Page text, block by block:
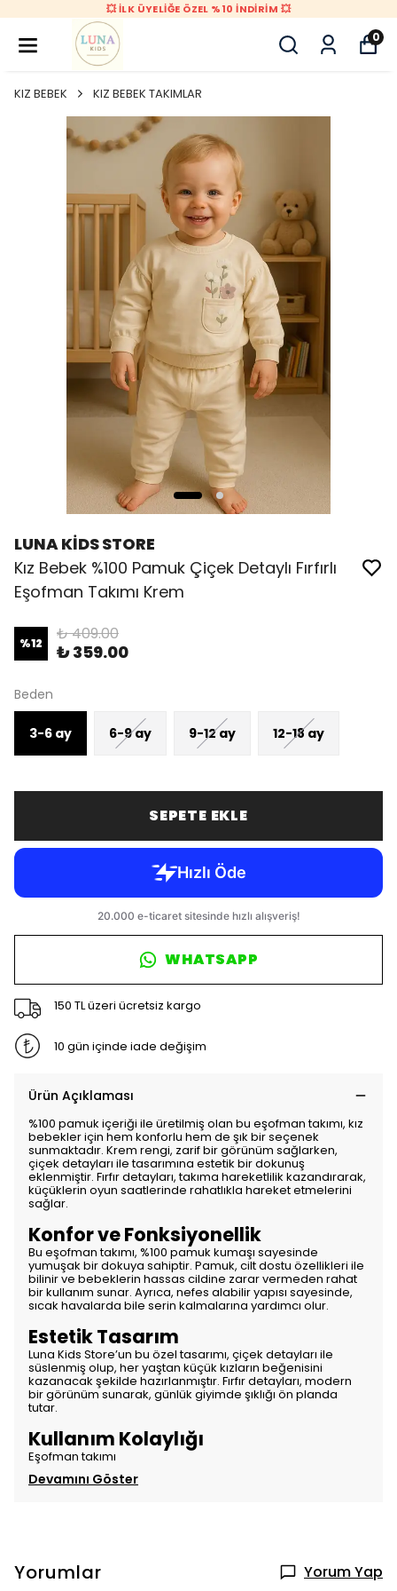
💥 İLK ÜYELİĞE ÖZEL %10 İNDİRİM 💥
0
KIZ BEBEK KIZ BEBEK TAKIMLAR
LUNA KİDS STORE
Kız Bebek %100 Pamuk Çiçek Detaylı Fırfırlı
Eşofman Takımı Krem
%12 ₺ 409.00
₺ 359.00
Beden
3-6 ay 6-9 ay 9-12 ay 12-18 ay
SEPETE EKLE
WHATSAPP
150 TL üzeri ücretsiz kargo
10 gün içinde iade değişim
Ürün Açıklaması
%100 pamuk içeriği ile üretilmiş olan bu eşofman takımı, kız
bebekler için hem konforlu hem de şık bir seçenek
sunmaktadır. Krem rengi, zarif bir görünüm sağlarken,
çiçek detayları ile tasarımına estetik bir dokunuş
eklenmiştir. Fırfır detayları, takıma hareketlilik kazandırarak,
küçüklerin oyun saatlerinde rahatlıkla hareket etmelerini
sağlar.
Konfor ve Fonksiyonellik
Bu eşofman takımı, %100 pamuk kumaşı sayesinde
yumuşak bir dokuya sahiptir. Pamuk, cilt dostu özellikleri ile
bilinir ve bebeklerin hassas cildine zarar vermeden rahat
bir kullanım sunar. Ayrıca, nefes alabilir yapısı sayesinde,
sıcak havalarda bile serin kalmalarına yardımcı olur.
Estetik Tasarım
Luna Kids Store’un bu özel tasarımı, çiçek detayları ile
süslenmiş olup, her yaştan küçük kızların beğenisini
kazanacak şekilde hazırlanmıştır. Fırfır detayları, modern
bir görünüm sunarak, günlük giyimde şıklığı ön planda
tutar.
Kullanım Kolaylığı
Eşofman takımı
Devamını Göster
Yorumlar Yorum Yap